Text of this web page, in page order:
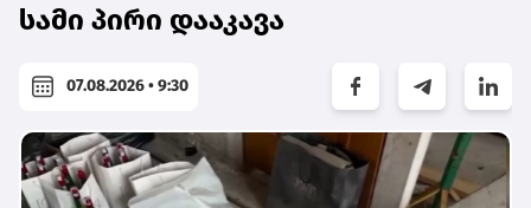
სამი პირი დააკავა
07.08.2026 • 9:30